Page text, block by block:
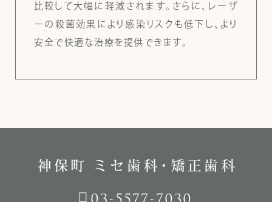
比較して大幅に軽減されます。さらに、レーザ
ーの殺菌効果により感染リスクも低下し、より
安全で快適な治療を提供できます。